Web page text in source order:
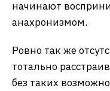
начинают
анахронизмом.
Ровно так же
тотально
без таких